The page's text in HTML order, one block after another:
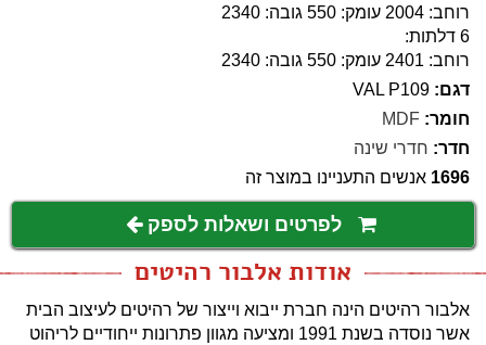
רוחב: 2004 עומק: 550 גובה: 2340
6 דלתות:
רוחב: 2401 עומק: 550 גובה: 2340
דגם: VAL P109
חומר: MDF
חדר: חדרי שינה
1696 אנשים התעניינו במוצר זה
לפרטים ושאלות לספק
אודות אלבור רהיטים
אלבור רהיטים הינה חברת ייבוא וייצור של רהיטים לעיצוב הבית
אשר נוסדה בשנת 1991 ומציעה מגוון פתרונות ייחודיים לריהוט